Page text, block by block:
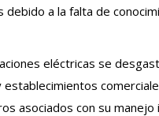
a la falta de
eléctricas se
asociados con su